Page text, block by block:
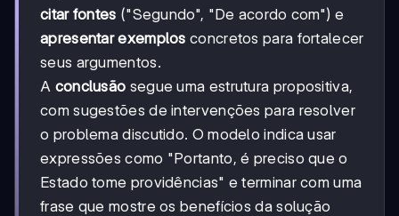
citar fontes ("Segundo", "De acordo com") e
apresentar exemplos concretos para fortalecer
seus argumentos.
A conclusão segue uma estrutura propositiva,
com sugestões de intervenções para resolver
o problema discutido. O modelo indica usar
expressões como "Portanto, é preciso que o
Estado tome providências" e terminar com uma
frase que mostre os benefícios da solução